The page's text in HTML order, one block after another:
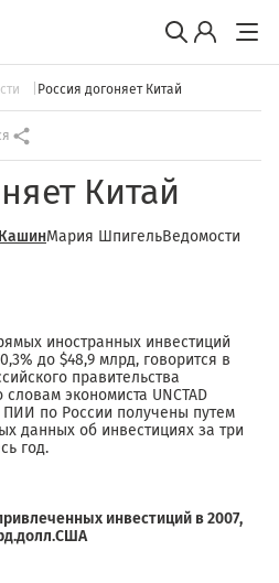
Россия догоняет Китай
Китай
Мария ШпигельВедомости
иностранных инвестиций
до $48,9 млрд, говорится в
правительства
экономиста UNCTAD
по России получены путем
данных об инвестициях за три
год.
инвестиций в 2007,